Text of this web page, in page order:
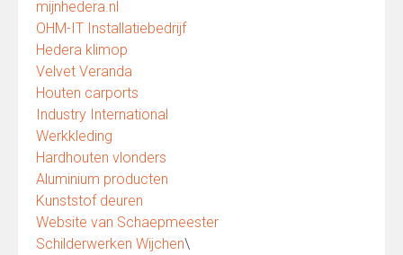
mijnhedera.nl
OHM-IT Installatiebedrijf
Hedera klimop
Velvet Veranda
Houten carports
Industry International
Werkkleding
Hardhouten vlonders
Aluminium producten
Kunststof deuren
Website van Schaepmeester
Schilderwerken Wijchen\